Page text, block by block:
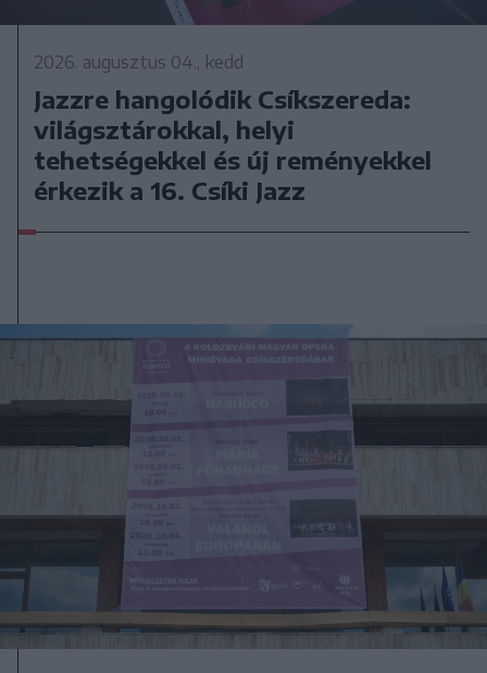
2026. augusztus 04., kedd
Jazzre hangolódik Csíkszereda:
világsztárokkal, helyi
tehetségekkel és új reményekkel
érkezik a 16. Csíki Jazz